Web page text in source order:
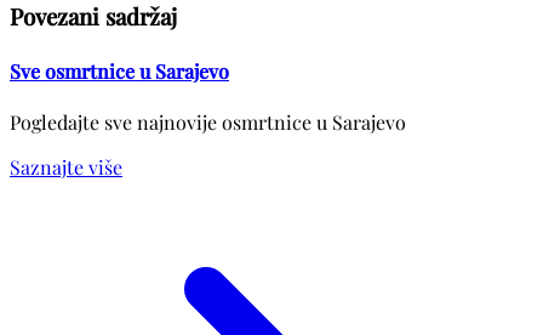
Povezani sadržaj
Sve osmrtnice u Sarajevo
Pogledajte sve najnovije osmrtnice u Sarajevo
Saznajte više